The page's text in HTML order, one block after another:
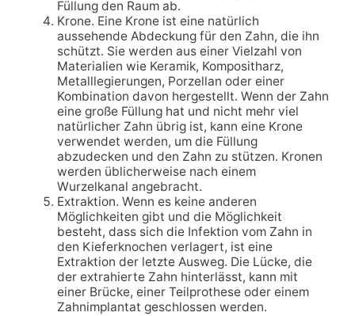
Füllung den Raum ab.
Krone. Eine Krone ist eine natürlich
aussehende Abdeckung für den Zahn, die ihn
schützt. Sie werden aus einer Vielzahl von
Materialien wie Keramik, Kompositharz,
Metalllegierungen, Porzellan oder einer
Kombination davon hergestellt. Wenn der Zahn
eine große Füllung hat und nicht mehr viel
natürlicher Zahn übrig ist, kann eine Krone
verwendet werden, um die Füllung
abzudecken und den Zahn zu stützen. Kronen
werden üblicherweise nach einem
Wurzelkanal angebracht.
Extraktion. Wenn es keine anderen
Möglichkeiten gibt und die Möglichkeit
besteht, dass sich die Infektion vom Zahn in
den Kieferknochen verlagert, ist eine
Extraktion der letzte Ausweg. Die Lücke, die
der extrahierte Zahn hinterlässt, kann mit
einer Brücke, einer Teilprothese oder einem
Zahnimplantat geschlossen werden.